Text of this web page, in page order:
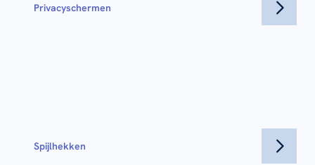
Privacyschermen
Spijlhekken